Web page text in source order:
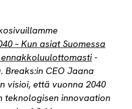
– Kun asiat Suomessa
-
Breaks:in CEO Jaana
visioi, että vuonna 2040
teknologisen innovaation